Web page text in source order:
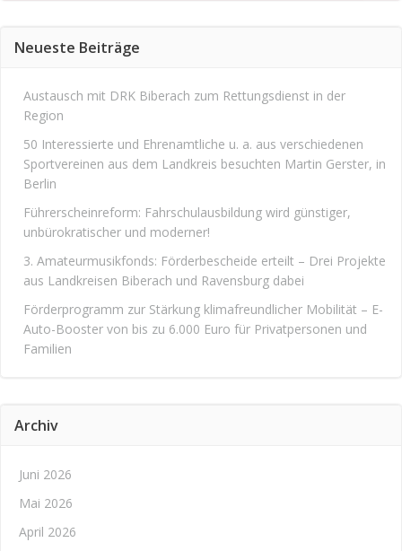
Neueste Beiträge
Austausch mit DRK Biberach zum Rettungsdienst in der
Region
50 Interessierte und Ehrenamtliche u. a. aus verschiedenen
Sportvereinen aus dem Landkreis besuchten Martin Gerster, in
Berlin
Führerscheinreform: Fahrschulausbildung wird günstiger,
unbürokratischer und moderner!
3. Amateurmusikfonds: Förderbescheide erteilt – Drei Projekte
aus Landkreisen Biberach und Ravensburg dabei
Förderprogramm zur Stärkung klimafreundlicher Mobilität – E-
Auto-Booster von bis zu 6.000 Euro für Privatpersonen und
Familien
Archiv
Juni 2026
Mai 2026
April 2026